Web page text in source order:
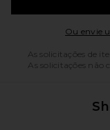
Ou envie
As solicitações de
As solicitações não